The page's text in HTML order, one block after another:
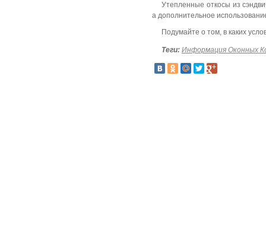
Утепленные откосы из
а дополнительное
Подумайте о том, в каких
Теги: Информация Оконных